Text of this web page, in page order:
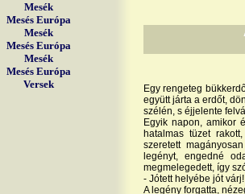
Mesék
Mesés Európa
Mesék
Mesés Európa
Mesék
Mesés Európa
Versek
Egy rengeteg
együtt járta a erdőt,
szélén, s éjjelente
Egyik napon, amikor
hatalmas tüzet
szeretett
legényt, engedné
megmelegedett, így
- Jótett helyébe jót
A legény forgatta,